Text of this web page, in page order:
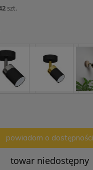
szt.
powiadom o dostępności
towar niedostępny